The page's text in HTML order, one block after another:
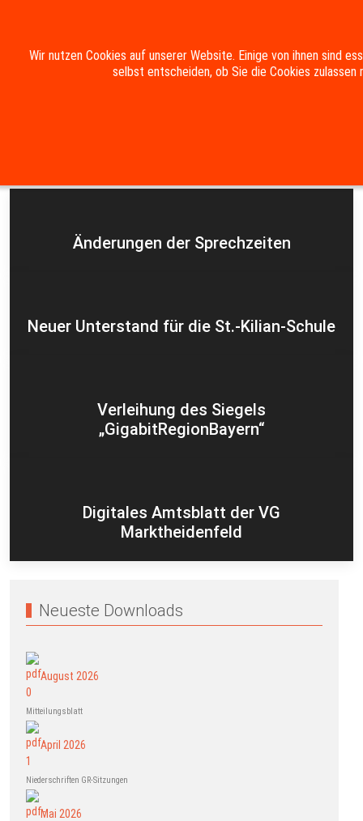
Impressum Datenschutzerklärung
Änderungen der Sprechzeiten
Neuer Unterstand für die St.-Kilian-Schule
Verleihung des Siegels
„GigabitRegionBayern“
Digitales Amtsblatt der VG
Marktheidenfeld
Neueste Downloads
August 2026
Mitteilungsblatt
April 2026
Niederschriften GR-Sitzungen
Mai 2026
Wir nutzen Cookies auf unserer Website. Einige von ihnen sind
selbst entscheiden, ob Sie die Cookies